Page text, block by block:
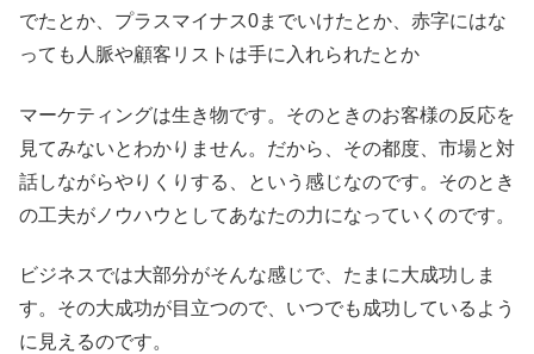
でたとか、プラスマイナス0までいけたとか、赤字にはな
っても人脈や顧客リストは手に入れられたとか
マーケティングは生き物です。そのときのお客様の反応を
見てみないとわかりません。だから、その都度、市場と対
話しながらやりくりする、という感じなのです。そのとき
の工夫がノウハウとしてあなたの力になっていくのです。
ビジネスでは大部分がそんな感じで、たまに大成功しま
す。その大成功が目立つので、いつでも成功しているよう
に見えるのです。